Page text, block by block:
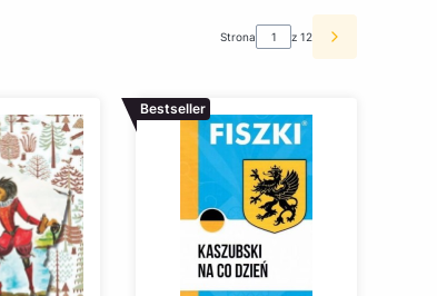
Strona z 12 Następne
Bestseller